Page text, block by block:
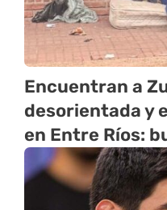
Encuentran a
desorientada y
en Entre Ríos: